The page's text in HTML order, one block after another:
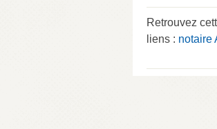
Retrouvez
liens : notaire